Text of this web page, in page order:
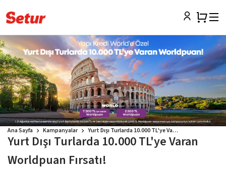
Ana Sayfa Kampanyalar Yurt Dışı Turlarda 10.000 TL'ye Varan Worldpuan Fırsatı!
Yurt Dışı Turlarda 10.000 TL'ye Varan
Worldpuan Fırsatı!